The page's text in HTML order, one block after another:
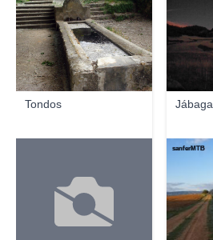
Tondos Jábaga
sanferMTB